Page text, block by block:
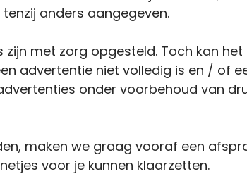
anders aangegeven.
zijn met zorg opgesteld. Toch kan
advertentie niet volledig is en / of
onder voorbehoud van
maken we graag vooraf een
voor je kunnen klaarzetten.